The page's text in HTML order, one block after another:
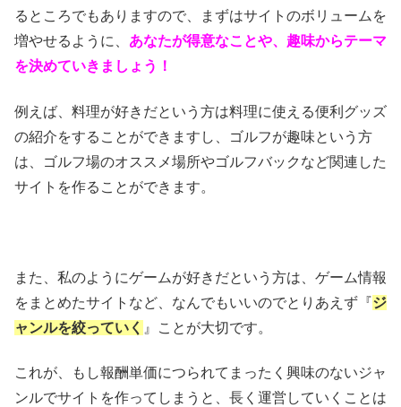
るところでもありますので、まずはサイトのボリュームを
増やせるように、 あなたが得意なことや、趣味からテーマ
を決めていきましょう！
例えば、料理が好きだという方は料理に使える便利グッズ
の紹介をすることができますし、ゴルフが趣味という方
は、ゴルフ場のオススメ場所やゴルフバックなど関連した
サイトを作ることができます。
また、私のようにゲームが好きだという方は、ゲーム情報
をまとめたサイトなど、なんでもいいのでとりあえず『ジ
ャンルを絞っていく 』ことが大切です。
これが、もし報酬単価につられてまったく興味のないジャ
ンルでサイトを作ってしまうと、長く運営していくことは